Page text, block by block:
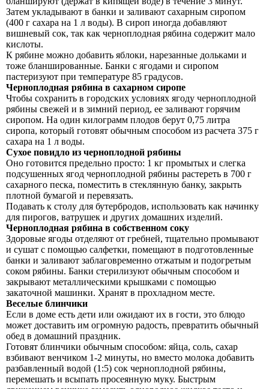
Затем укладывают в банки и заливают сахарным сиропом
(400 г сахара на 1 л воды). В сироп иногда добавляют
вишневый сок, так как черноплодная рябина содержит мало
кислоты.
К рябине можно добавить яблоки, нарезанные дольками и
тоже бланшированные. Банки с ягодами и сиропом
пастеризуют при температуре 85 градусов.
Черноплодная рябина в сахарном сиропе
Чтобы сохранить в городских условиях ягоду черноплодной
рябины свежей и в зимний период, ее заливают горячим
сиропом. На один килограмм плодов берут 0,75 литра
сиропа, который готовят обычным способом из расчета 375 г
сахара на 1 л воды.
Сухое повидло из черноплодной рябины
Оно готовится предельно просто: 1 кг промытых и слегка
подсушенных ягод черноплодной рябины растереть в 700 г
сахарного песка, поместить в стеклянную банку, закрыть
плотной бумагой и перевязать.
Подавать к столу для бутербродов, использовать как начинку
для пирогов, ватрушек и других домашних изделий.
Черноплодная рябина в собственном соку
Здоровые ягоды отделяют от гребней, тщательно промывают
и сушат с помощью салфетки, помещают в подготовленные
банки и заливают заблаговременно отжатым и подогретым
соком рябины. Банки стерилизуют обычным способом и
закрывают металлическими крышками с помощью
закаточной машинки. Хранят в прохладном месте.
Веселые блинчики
Если в доме есть дети или ожидают их в гости, это блюдо
может доставить им огромную радость, превратить обычный
обед в домашний праздник.
Готовят блинчики обычным способом: яйца, соль, сахар
взбивают венчиком 1-2 минуты, но вместо молока добавить
разбавленный водой (1:5) сок черноплодной рябины,
перемешать и всыпать просеянную муку. Быстрым